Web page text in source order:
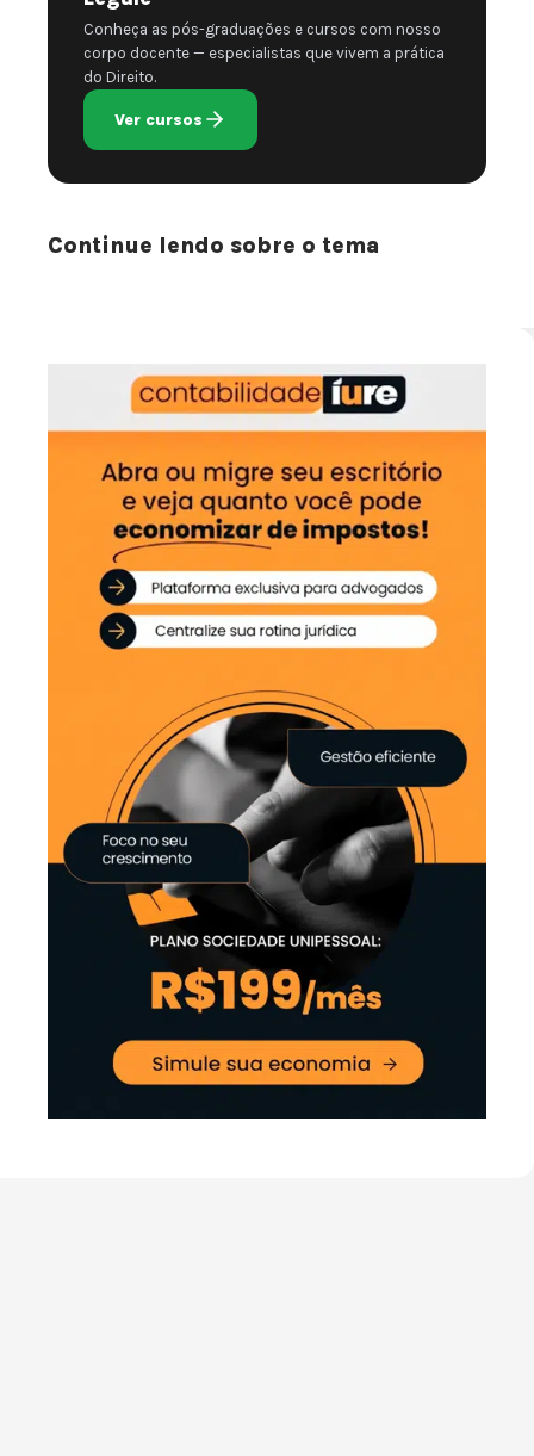
Conheça as pós-graduações e cursos com nosso
corpo docente — especialistas que vivem a prática
do Direito.
Ver cursos
Continue lendo sobre o tema